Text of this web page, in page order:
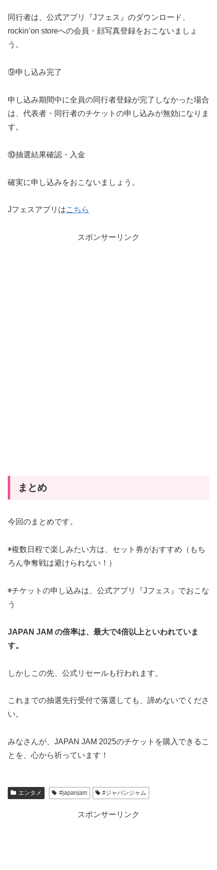
同行者は、公式アプリ『Jフェス』のダウンロード、
rockin’on storeへの会員・顔写真登録をおこないましょ
う。
⑨申し込み完了
申し込み期間中に全員の同行者登録が完了しなかった場合
は、代表者・同行者のチケットの申し込みが無効になりま
す。
⑩抽選結果確認・入金
確実に申し込みをおこないましょう。
Jフェスアプリはこちら
スポンサーリンク
まとめ
今回のまとめです。
◉複数日程で楽しみたい方は、セット券がおすすめ（もち
ろん争奪戦は避けられない！）
◉チケットの申し込みは、公式アプリ『Jフェス』でおこな
う
JAPAN JAM の倍率は、最大で4倍以上といわれていま
す。
しかしこの先、公式リセールも行われます。
これまでの抽選先行受付で落選しても、諦めないでくださ
い。
みなさんが、JAPAN JAM 2025のチケットを購入できるこ
とを、心から祈っています！
エンタメ #japanjam #ジャパンジャム
スポンサーリンク